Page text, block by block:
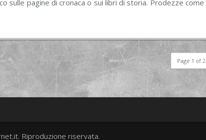
sulle pagine di cronaca o sui libri di storia. Prodezze come
Page 1 of 2
Riproduzione riservata.